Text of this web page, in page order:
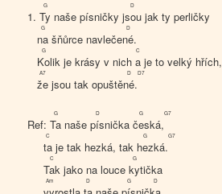
1.Ty
G
naše písničkyjsou
D
jak ty perličky
na
G
šňůrce navlečené
D
.
Ko
G
lik je krásy v nicha
C
je to velký hřích,
že
A7
jsou tak opuštěné
D
.
D7
Ref:Ta
G
našepís
D
ničkačes
G
ká,
G7
ta
C
je tak hezká, tak hez
G
ká.
G7
Tak
C
jako na louceky
G
tička
Am D G D